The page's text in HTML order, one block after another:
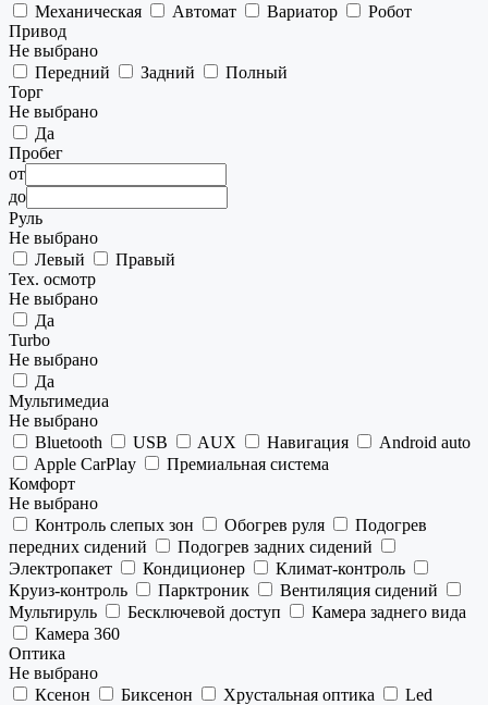
Механическая
Автомат Вариатор
Робот
Привод
Не выбрано
Передний
Задний
Полный
Торг
Не выбрано
Да
Пробег
от
до
Руль
Не выбрано
Левый
Правый
Тех. осмотр
Не выбрано
Да
Turbo
Не выбрано
Да
Мультимедиа
Не выбрано
Bluetooth
USB AUX Навигация
Android auto
Apple CarPlay
Премиальная система
Комфорт
Не выбрано
Контроль слепых зон
Обогрев руля
Подогрев
передних сидений
Подогрев задних сидений
Электропакет
Кондиционер
Климат-контроль
Круиз-контроль
Парктроник
Вентиляция сидений
Мультируль
Бесключевой доступ
Камера заднего вида
Камера 360
Оптика
Не выбрано
Ксенон
Биксенон Хрустальная оптика
Led